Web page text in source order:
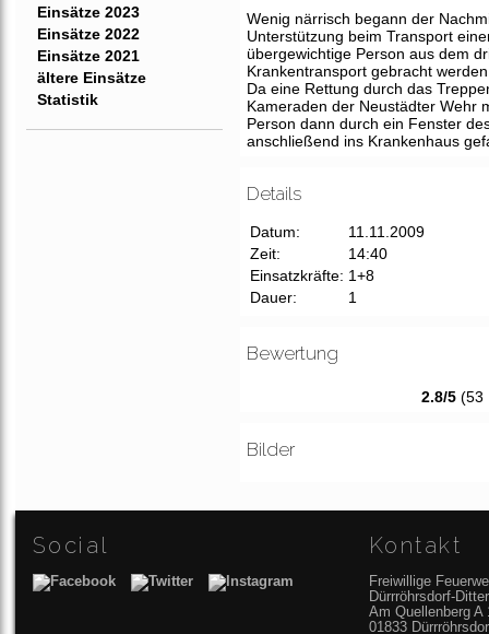
Einsätze 2023
Einsätze 2022
Einsätze 2021
ältere Einsätze
Statistik
Wenig närrisch begann der
Unterstützung beim Transport
übergewichtige Person aus dem
Krankentransport gebracht
Da eine Rettung durch das
Kameraden der Neustädter Wehr
Person dann durch ein Fenster
anschließend ins Krankenhaus
Details
Datum:
11.11.2009
Zeit:
14:40
Einsatzkräfte: 1+8
Dauer:
1
Bewertung
2.8/5 (53
Bilder
Social Kontakt
Freiwillige
Dürrröhrsdorf-
Am Quellenberg A
01833